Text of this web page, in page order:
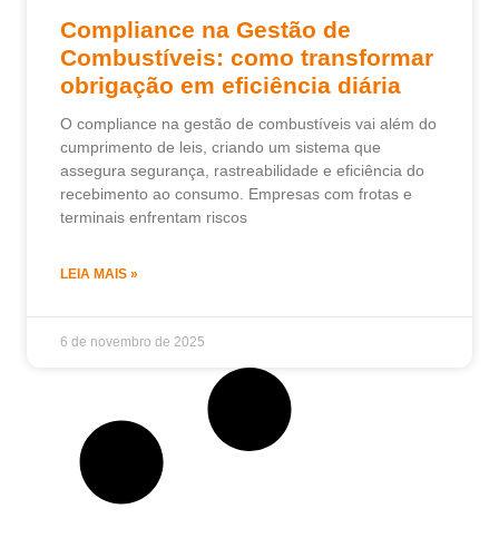
Compliance na Gestão de
Combustíveis: como transformar
obrigação em eficiência diária
O compliance na gestão de combustíveis vai além do
cumprimento de leis, criando um sistema que
assegura segurança, rastreabilidade e eficiência do
recebimento ao consumo. Empresas com frotas e
terminais enfrentam riscos
LEIA MAIS »
6 de novembro de 2025